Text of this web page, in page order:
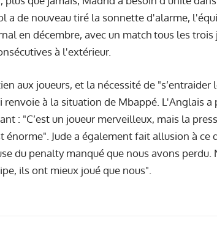
a de nouveau tiré la sonnette d'alarme,
en décembre, avec un match tous les trois
à l'extérieur.
aux joueurs, et la nécessité de "s’entraider
à la situation de Mbappé. L'Anglais a
: "C’est un joueur merveilleux, mais la
énorme". Jude a également fait allusion à ce
du penalty manqué que nous avons perdu.
ils ont mieux joué que nous".